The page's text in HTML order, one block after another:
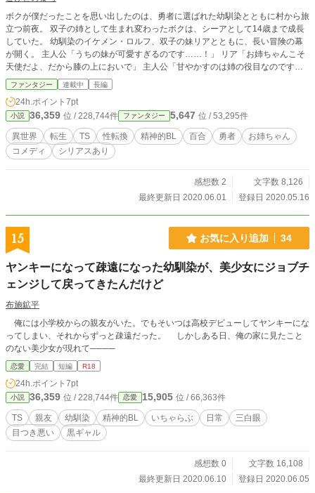
ボクが僕だったことを思い出したのは、勇者に選ばれた幼馴染とともに村から旅
立つ前夜。 双子の姉として生まれ変わったボクは、シーアとして14歳まで成長
していた。 幼馴染のイケメン・ロルフ、双子の妹リアとともに、長い冒険の幕
が開く。 主人公「うちの妹が可愛すぎるのです……！」 リア「お姉ちゃんこそ
天使だよ、だから膝の上においで」 主人公「甘やかすのは姉の役目なのです。
でも……ふぁぁぁぁあああ」 主人公「姉さんって呼んでもいいのですよ？」 ロ
ルフ「絶対に嫌だ。なでなで（今世こそは絶対幸せにしてみせるから）」 主人
公「なんで？！ なんで頭を撫でるのです？！？！ ……ふぁぁぁぁあああ」
ファンタジー 連載中 長編
24h.ポイント 7pt
小説 36,359 位 / 228,744件 ファンタジー 5,647 位 / 53,295件
異世界 転生 TS 性転換 精神的BL 百合 勇者
お姉ちゃん
コメディ
シリアスあり
感想数 2
文字数 8,126
最終更新日 2020.06.01
登録日 2020.05.16
15 お気に入り追加 34
ヤンキーになって疎遠になった幼馴染が、美少女にジョブチ
ェンジして戻ってきたんだけど
布施鉱平
俺には小学校からの親友がいた。でもそいつは高校デビューしてヤンキーにな
ってしまい、それからずっと疎遠だった。 しかしある日、俺の家に見たこと
のない美少女が現れて────
恋愛 完結 短編 R18
24h.ポイント 7pt
小説 36,359 位 / 228,744件 恋愛 15,905 位 / 66,363件
TS 親友 幼馴染 精神的BL いちゃらぶ 日常
三白眼
目つき悪い
黒ギャル
感想数 0
文字数 16,108
最終更新日 2020.06.10
登録日 2020.06.05